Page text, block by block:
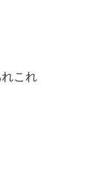
これ